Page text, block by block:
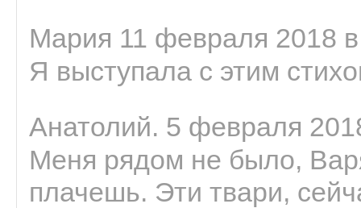
Мария 11 февраля 2018
Я выступала с этим
Анатолий. 5 февраля
Меня рядом не было,
плачешь. Эти твари,